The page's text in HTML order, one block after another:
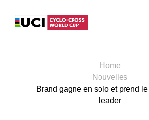
Home
Nouvelles
Brand gagne en solo et prend
leader